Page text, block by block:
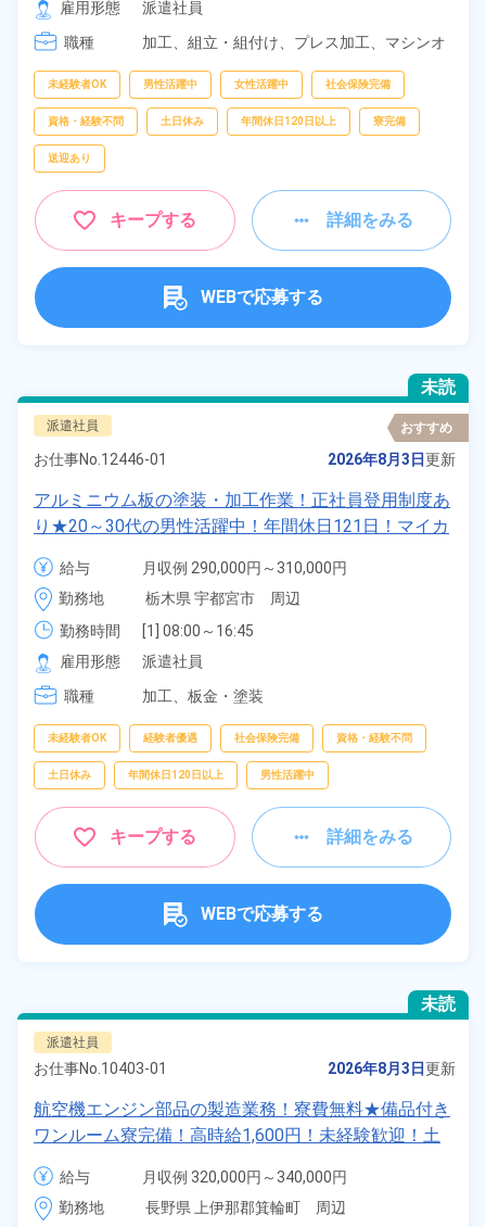
雇用形態
派遣社員
職種
加工、 組立・組付け、 プレス加工、 マシンオ
未経験者OK 男性活躍中 女性活躍中 社会保険完備
資格・経験不問 土日休み 年間休日120日以上 寮完備
送迎あり
キープする 詳細をみる
WEBで応募する
未読
派遣社員 おすすめ
お仕事No. 12446-01 2026年8月3日更新
アルミニウム板の塗装・加工作業！正社員登用制度あ
り★20～30代の男性活躍中！年間休日121日！マイカ
ー通勤OK！無料駐車場完備◎食堂あり♪《栃木県宇都
宮市》
給与
月収例 290,000円～310,000円
時給 1,500円～1,500円
勤務地
栃木県 宇都宮市　周辺
勤務時間
[1] 08:00～16:45
[2] 16:45～01:30
[3] 08:00～20:00
[4] 20:00～08:00
雇用形態
派遣社員
職種
加工、 板金・塗装
未経験者OK 経験者優遇 社会保険完備 資格・経験不問
土日休み 年間休日120日以上 男性活躍中
キープする 詳細をみる
WEBで応募する
未読
派遣社員
お仕事No. 10403-01 2026年8月3日更新
航空機エンジン部品の製造業務！寮費無料★備品付き
ワンルーム寮完備！高時給1,600円！未経験歓迎！土
日休み＆年間休日127日！赴任旅費会社負担★《長野
県上伊那郡箕輪町》
給与
月収例 320,000円～340,000円
時給 1,600円～1,600円
勤務地
長野県 上伊那郡箕輪町　周辺